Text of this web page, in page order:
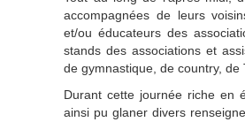
accompagnées de leurs
et/ou éducateurs des
stands des associations et
de gymnastique, de country,
Durant cette journée riche en
ainsi pu glaner divers